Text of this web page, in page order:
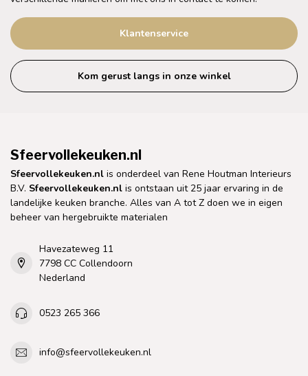
Klantenservice
Kom gerust langs in onze winkel
Sfeervollekeuken.nl
Sfeervollekeuken.nl is onderdeel van Rene Houtman Interieurs
B.V. Sfeervollekeuken.nl is ontstaan uit 25 jaar ervaring in de
landelijke keuken branche. Alles van A tot Z doen we in eigen
beheer van hergebruikte materialen
Havezateweg 11
7798 CC Collendoorn
Nederland
0523 265 366
info@sfeervollekeuken.nl